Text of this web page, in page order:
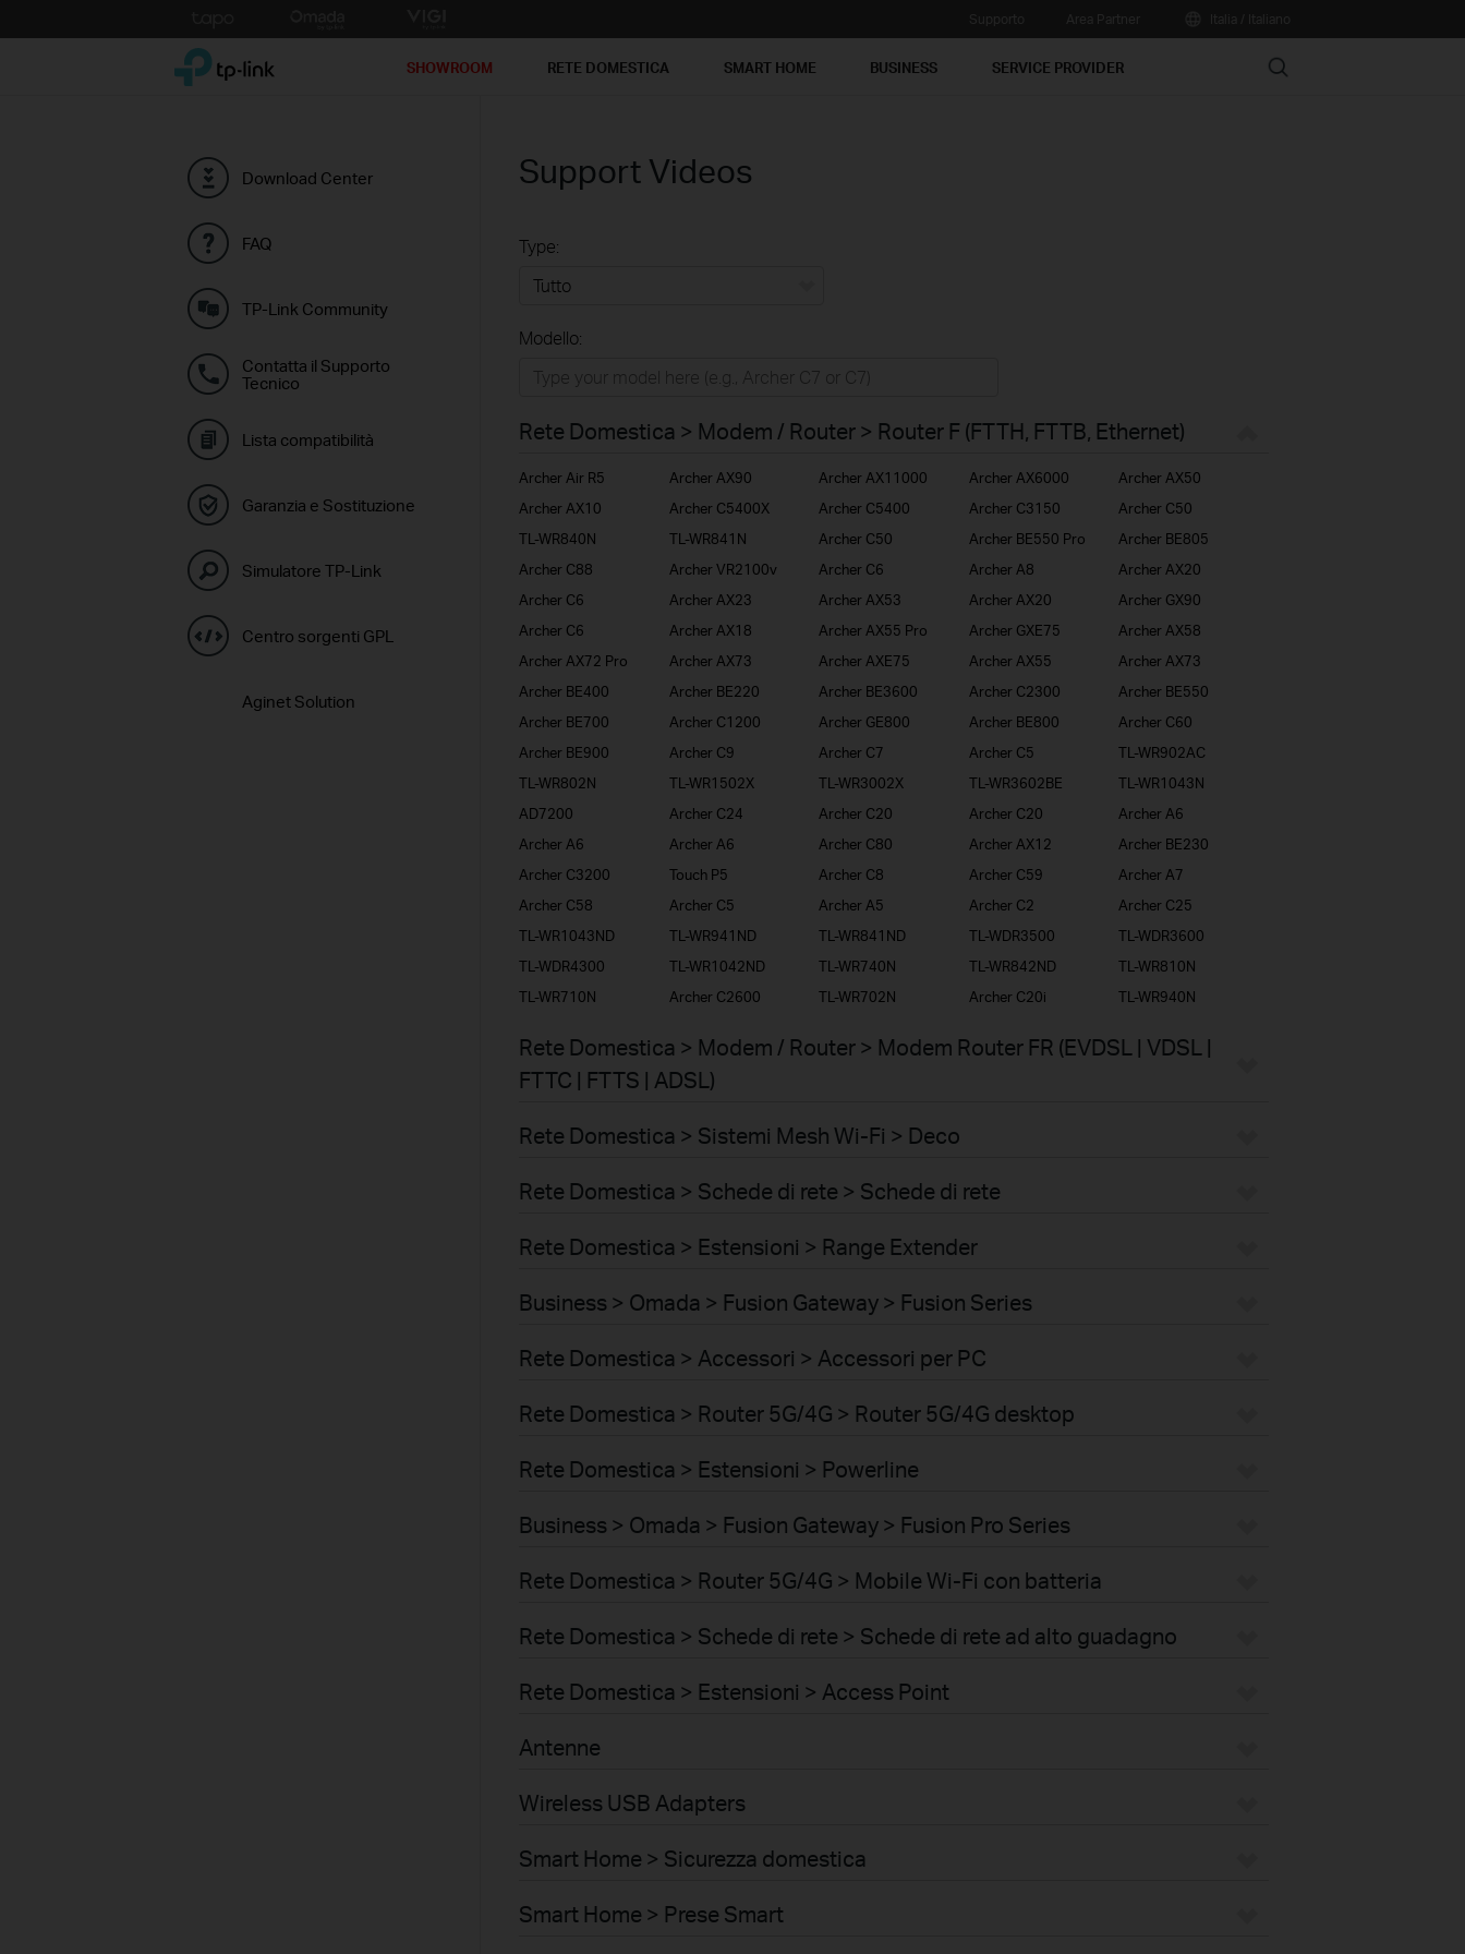
to
TP-Link, Reliably Smart SHOWROOM RETE DOMESTICA SMART HOME BUSINESS SERVICE PROVIDER Search
Download Center
FAQ
TP-Link Community
Contatta il Supporto
Tecnico
Lista compatibilità
Garanzia e Sostituzione
Simulatore TP-Link
Centro sorgenti GPL
Aginet Solution
Support Videos
Type:
Business
Service Provider
Modello:
Rete Domestica > Modem / Router > Router F (FTTH, FTTB, Ethernet)
Archer Air R5 Archer AX90 Archer AX11000 Archer AX6000
Archer AX50
Archer AX10
Archer C5400X Archer C5400 Archer C3150
Archer C50
TL-WR840N
TL-WR841N Archer C50 Archer BE550 Pro
Archer BE805
Archer C88
Archer VR2100v Archer C6 Archer A8
Archer AX20
Archer C6
Archer AX23 Archer AX53 Archer AX20
Archer GX90
Archer C6
Archer AX18 Archer AX55 Pro Archer GXE75
Archer AX58
Archer AX72 Pro
Archer AX73 Archer AXE75 Archer AX55
Archer AX73
Archer BE400
Archer BE220 Archer BE3600 Archer C2300
Archer BE550
Archer BE700
Archer C1200 Archer GE800 Archer BE800
Archer C60
Archer BE900
Archer C9 Archer C7 Archer C5
TL-WR902AC
TL-WR802N
TL-WR1502X TL-WR3002X TL-WR3602BE
TL-WR1043N
AD7200
Archer C24 Archer C20 Archer C20
Archer A6
Archer A6
Archer A6 Archer C80 Archer AX12
Archer BE230
Archer C3200
Touch P5 Archer C8 Archer C59
Archer A7
Archer C58
Archer C5 Archer A5 Archer C2
Archer C25
TL-WR1043ND
TL-WR941ND TL-WR841ND TL-WDR3500
TL-WDR3600
TL-WDR4300
TL-WR1042ND TL-WR740N TL-WR842ND
TL-WR810N
TL-WR710N
Archer C2600 TL-WR702N Archer C20i TL-WR940N
Rete Domestica > Modem / Router > Modem Router FR (EVDSL | VDSL |
FTTC | FTTS | ADSL)
Rete Domestica > Sistemi Mesh Wi-Fi > Deco
Rete Domestica > Schede di rete > Schede di rete
Rete Domestica > Estensioni > Range Extender
Business > Omada > Fusion Gateway > Fusion Series
Rete Domestica > Accessori > Accessori per PC
Rete Domestica > Router 5G/4G > Router 5G/4G desktop
Rete Domestica > Estensioni > Powerline
Business > Omada > Fusion Gateway > Fusion Pro Series
Rete Domestica > Router 5G/4G > Mobile Wi-Fi con batteria
Rete Domestica > Schede di rete > Schede di rete ad alto guadagno
Rete Domestica > Estensioni > Access Point
Antenne
Wireless USB Adapters
Smart Home > Sicurezza domestica
Smart Home > Prese Smart